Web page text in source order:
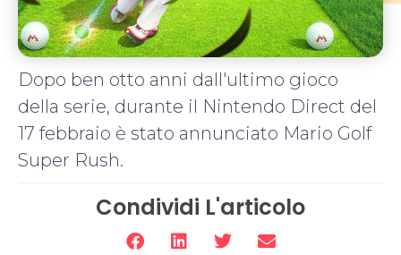
Dopo ben otto anni dall'ultimo gioco
della serie, durante il Nintendo Direct del
17 febbraio è stato annunciato Mario Golf
Super Rush.
Condividi L'articolo